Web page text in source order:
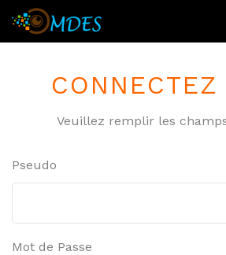
CONNECTEZ
Veuillez remplir les
Pseudo
Mot de Passe